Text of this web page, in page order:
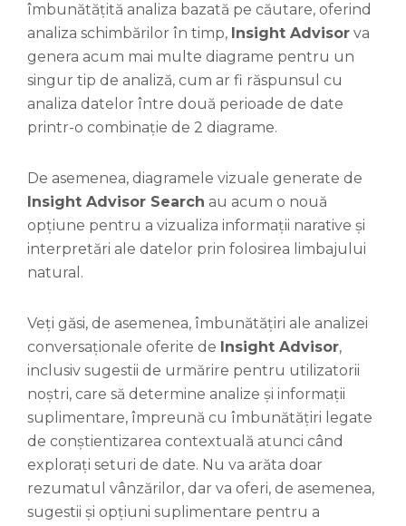
îmbunătățită analiza bazată pe căutare, oferind
analiza schimbărilor în timp, Insight Advisor va
genera acum mai multe diagrame pentru un
singur tip de analiză, cum ar fi răspunsul cu
analiza datelor între două perioade de date
printr-o combinație de 2 diagrame.
De asemenea, diagramele vizuale generate de
Insight Advisor Search au acum o nouă
opțiune pentru a vizualiza informații narative și
interpretări ale datelor prin folosirea limbajului
natural.
Veți găsi, de asemenea, îmbunătățiri ale analizei
conversaționale oferite de Insight Advisor,
inclusiv sugestii de urmărire pentru utilizatorii
noștri, care să determine analize și informații
suplimentare, împreună cu îmbunătățiri legate
de conștientizarea contextuală atunci când
explorați seturi de date. Nu va arăta doar
rezumatul vânzărilor, dar va oferi, de asemenea,
sugestii și opțiuni suplimentare pentru a